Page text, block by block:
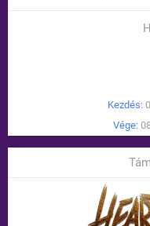
Kezdés:
Vége: